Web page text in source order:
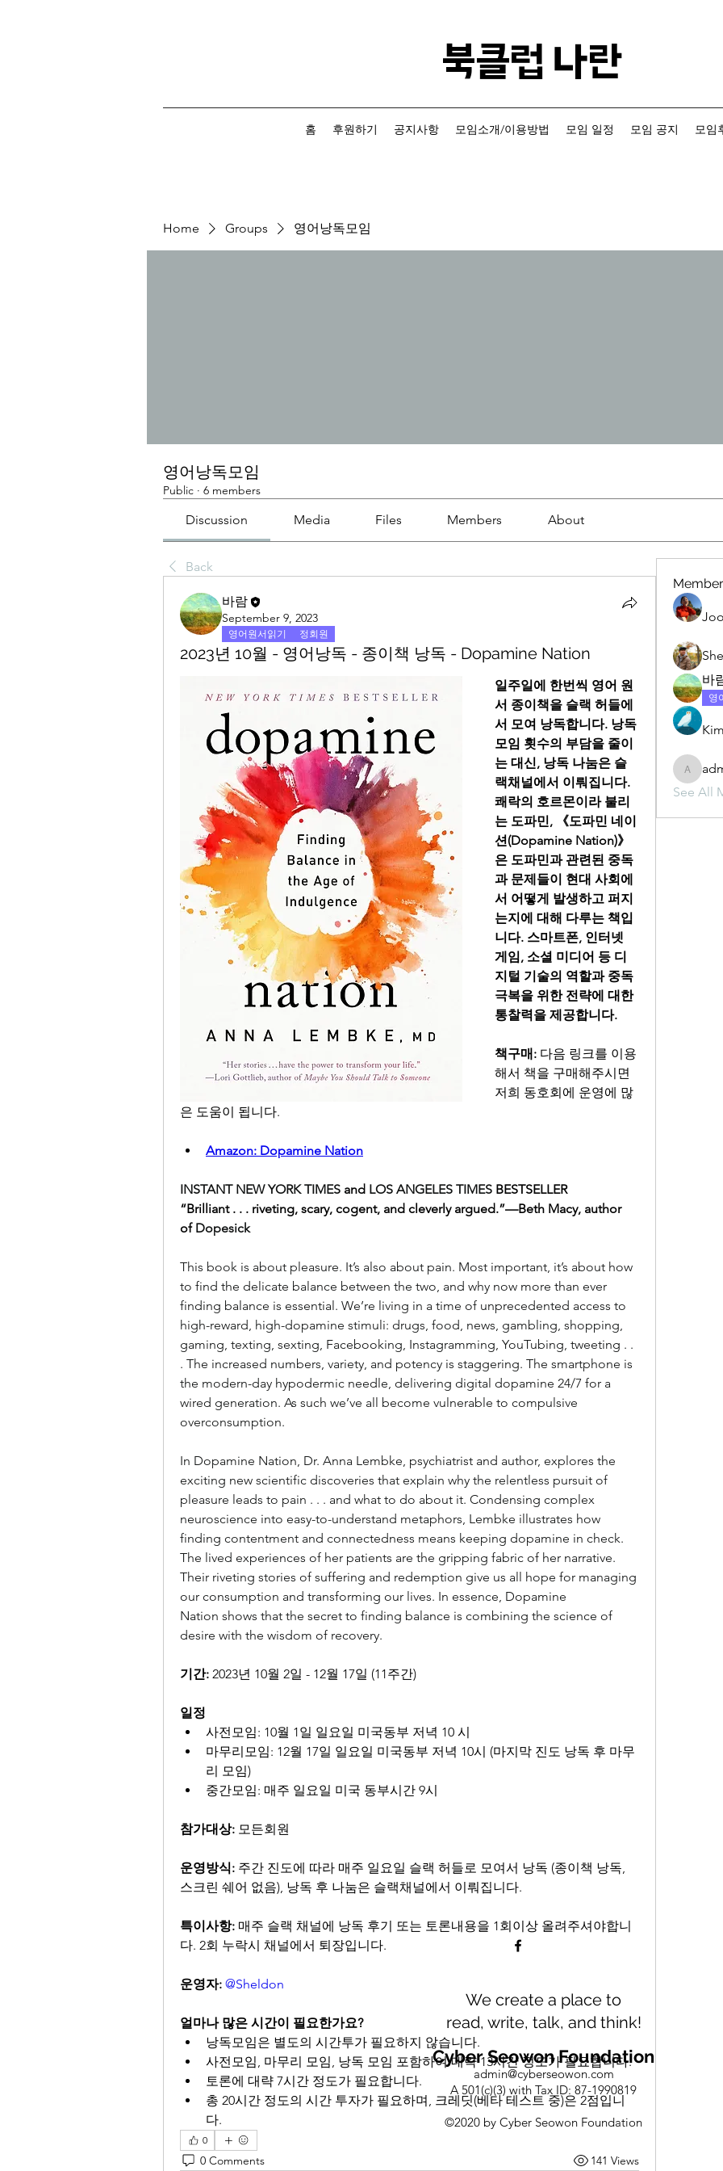
​북클럽 나란
홈 후원하기 공지사항 모임소개/이용방법 모임 일정 모임 공지 모임
Home Groups 영어낭독모임
영어낭독모임
Public · 6 members
Discussion Media Files Members About
Back
바람
September 9, 2023
영어원서읽기 정회원
2023년 10월 - 영어낭독 - 종이책 낭독 - Dopamine Nation
일주일에 한번씩 영어 원
서 종이책을 슬랙 허들에
서 모여 낭독합니다. 낭독
모임 횟수의 부담을 줄이
는 대신, 낭독 나눔은 슬
랙채널에서 이뤄집니다.
쾌락의 호르몬이라 불리
는 도파민, 《도파민 네이
션(Dopamine Nation)》
은 도파민과 관련된 중독
과 문제들이 현대 사회에
서 어떻게 발생하고 퍼지
는지에 대해 다루는 책입
니다. 스마트폰, 인터넷
게임, 소셜 미디어 등 디
지털 기술의 역할과 중독
극복을 위한 전략에 대한
통찰력을 제공합니다.
책구매: 다음 링크를 이용
해서 책을 구매해주시면
저희 동호회에 운영에 많
은 도움이 됩니다.
Amazon: Dopamine Nation
INSTANT NEW YORK TIMES and LOS ANGELES TIMES BESTSELLER
“Brilliant . . . riveting, scary, cogent, and cleverly argued.”—Beth Macy, author
of Dopesick
This book is about pleasure. It’s also about pain. Most important, it’s about how
to find the delicate balance between the two, and why now more than ever
finding balance is essential. We’re living in a time of unprecedented access to
high-reward, high-dopamine stimuli: drugs, food, news, gambling, shopping,
gaming, texting, sexting, Facebooking, Instagramming, YouTubing, tweeting . .
. The increased numbers, variety, and potency is staggering. The smartphone is
the modern-day hypodermic needle, delivering digital dopamine 24/7 for a
wired generation. As such we’ve all become vulnerable to compulsive
overconsumption.
In Dopamine Nation, Dr. Anna Lembke, psychiatrist and author, explores the
exciting new scientific discoveries that explain why the relentless pursuit of
pleasure leads to pain . . . and what to do about it. Condensing complex
neuroscience into easy-to-understand metaphors, Lembke illustrates how
finding contentment and connectedness means keeping dopamine in check.
The lived experiences of her patients are the gripping fabric of her narrative.
Their riveting stories of suffering and redemption give us all hope for managing
our consumption and transforming our lives. In essence, Dopamine
Nation shows that the secret to finding balance is combining the science of
desire with the wisdom of recovery.
기간: 2023년 10월 2일 - 12월 17일 (11주간)
일정
사전모임: 10월 1일 일요일 미국동부 저녁 10 시
마무리모임: 12월 17일 일요일 미국동부 저녁 10시 (마지막 진도 낭독 후 마무
리 모임)
중간모임: 매주 일요일 미국 동부시간 9시
참가대상: 모든회원
운영방식: 주간 진도에 따라 매주 일요일 슬랙 허들로 모여서 낭독 (종이책 낭독,
스크린 쉐어 없음), 낭독 후 나눔은 슬랙채널에서 이뤄집니다.
특이사항: 매주 슬랙 채널에 낭독 후기 또는 토론내용을 1회이상 올려주셔야합니
다. 2회 누락시 채널에서 퇴장입니다.
운영자: @Sheldon
얼마나 많은 시간이 필요한가요?
낭독모임은 별도의 시간투가 필요하지 않습니다.
사전모임, 마무리 모임, 낭독 모임 포함하여 대략 13시간 정도가 필요합니다.
토론에 대략 7시간 정도가 필요합니다.
총 20시간 정도의 시간 투자가 필요하며, 크레딧(베타 테스트 중)은 2점입니
다.
0
0 Comments 141 Views
바
영
admin
See All
We create a place to
read, write, talk, and think!
Cyber Seowon Foundation
admin@cyberseowon.com
A 501(c)(3) with Tax ID: 87-1990819
©2020 by Cyber Seowon Foundation